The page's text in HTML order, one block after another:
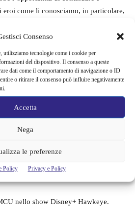
Consenso
utilizziamo tecnologie come i cookie per
del dispositivo. Il consenso a queste
dati come il comportamento di navigazione o ID
o ritirare il consenso può influire negativamente
Accetta
Nega
le preferenze
Policy Privacy e Policy
eroi come li conosciamo, in particolare,
sarebbe un passo positivo nel
rappresentazione con cui la Marvel ha
Chavez fa coming out come
vol 15. Anche Wiccan, uno dei figli di
ed esce con un altro giovane
è composto anche da Prodigy, un
americana e Nor-Varr, un
etero” che esce con Kate
nel MCU comincerebbe a plasmare
nello show Disney+ Hawkeye.